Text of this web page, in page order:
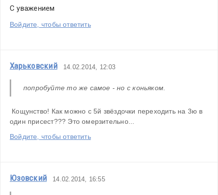
С уважением
Войдите, чтобы ответить
Харьковский 14.02.2014, 12:03
попробуйте то же самое - но с коньяком.
один присест??? Это омерзительно...
Войдите, чтобы ответить
Юзовский 14.02.2014, 16:55